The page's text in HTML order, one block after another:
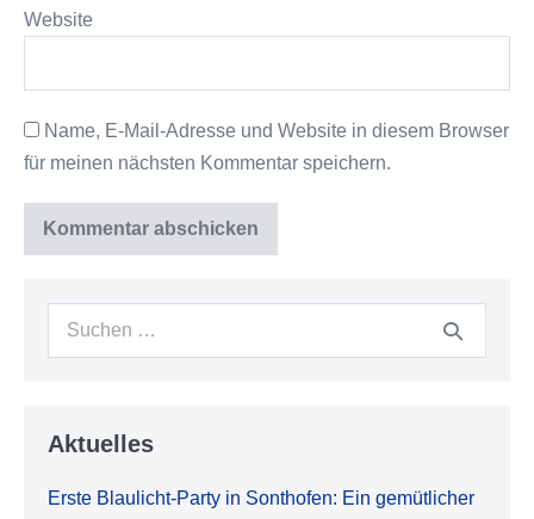
Website
Name, E-Mail-Adresse und Website in diesem Browser
für meinen nächsten Kommentar speichern.
Suche
Aktuelles
Erste Blaulicht-Party in Sonthofen: Ein gemütlicher